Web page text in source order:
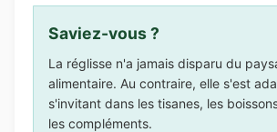
Saviez-vous ?
La réglisse n'a jamais disparu du
alimentaire. Au contraire, elle s'est
s'invitant dans les tisanes, les
les compléments.